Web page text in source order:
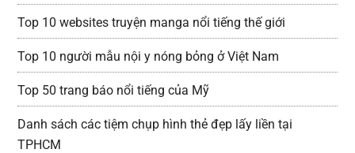
Top 10 websites truyện manga nổi tiếng thế giới
Top 10 người mẫu nội y nóng bỏng ở Việt Nam
Top 50 trang báo nổi tiếng của Mỹ
Danh sách các tiệm chụp hình thẻ đẹp lấy liền tại
TPHCM